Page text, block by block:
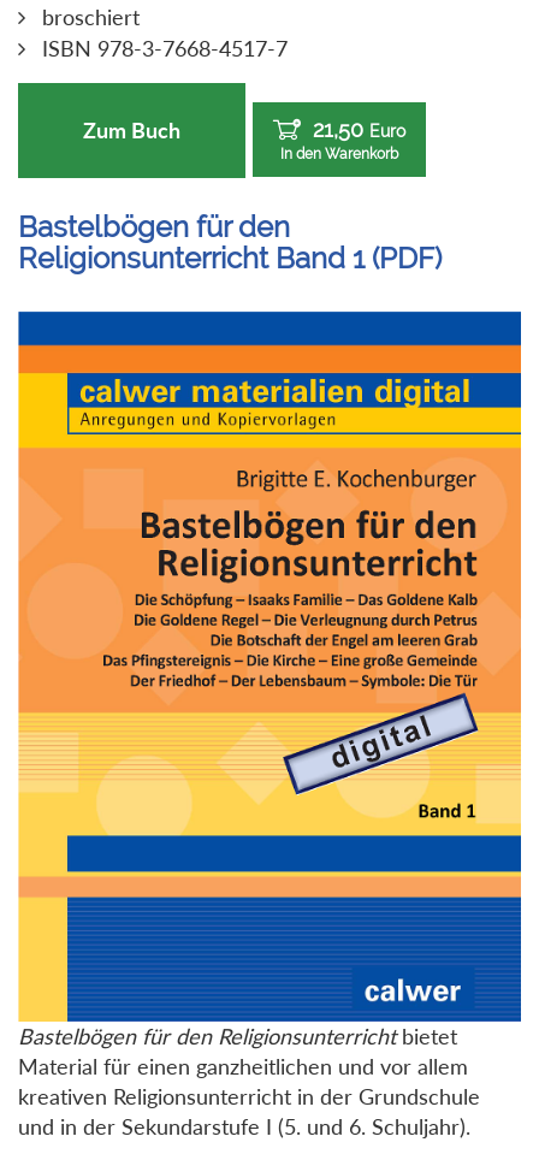
broschiert
ISBN 978-3-7668-4517-7
Zum Buch 21,50 Euro
In den Warenkorb
Bastelbögen für den
Religionsunterricht Band 1 (PDF)
Bastelbögen für den Religionsunterrichtbietet
Material für einen ganzheitlichen und vor allem
kreativen Religionsunterricht in der Grundschule
und in der Sekundarstufe I (5. und 6. Schuljahr).